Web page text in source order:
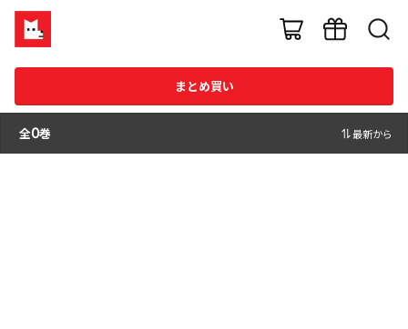
まとめ買い
全0巻 最新から